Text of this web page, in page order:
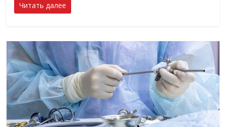
Читать далее